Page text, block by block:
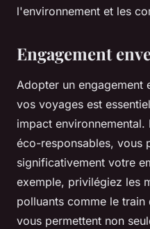
l'environnement et les
Engagement
Adopter un engagement
vos voyages est
impact
éco-responsables, vous
significativement votre
exemple, privilégiez les
polluants comme le
vous permettent non